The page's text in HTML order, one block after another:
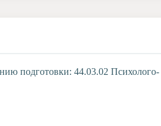
подготовки: 44.03.02 Психолого-